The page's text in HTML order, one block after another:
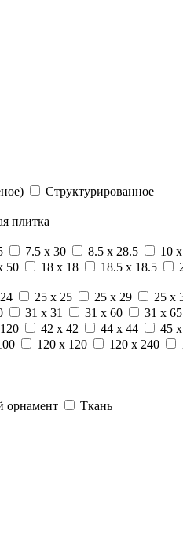
Структурированное
плитка
7.5 x 30 8.5 x 28.5 10
50 18 x 18 18.5 x 18.5
25 x 25 25 x 29 25 x
31 x 31 31 x 60 31 x 65
42 x 42 44 x 44 45
120 x 120 120 x 240
орнамент Ткань